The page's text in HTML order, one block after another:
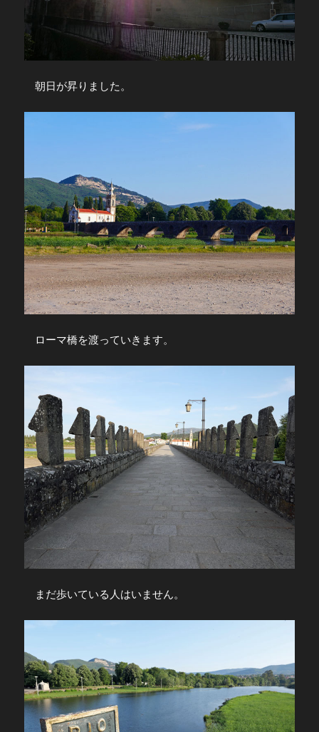
朝日が昇りました。
ローマ橋を渡っていきます。
まだ歩いている人はいません。